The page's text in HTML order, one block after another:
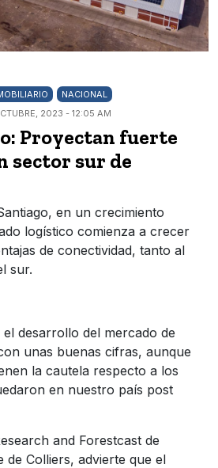
NACIONAL
2023 - 12:05 AM
Proyectan fuerte
sector sur de
en un crecimiento
logístico comienza a crecer
de conectividad, tanto al
sur.
el desarrollo del mercado de
unas buenas cifras, aunque
la cautela respecto a los
en nuestro país post
and Forestcast de
de Colliers, advierte que el